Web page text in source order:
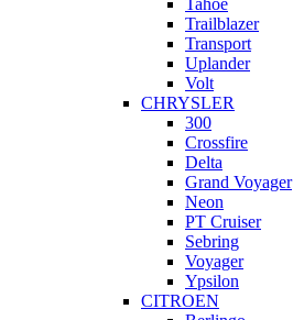
Trailblazer
Transport
Uplander
Volt
CHRYSLER
300
Crossfire
Delta
Grand Voyager
Neon
PT Cruiser
Sebring
Voyager
Ypsilon
CITROEN